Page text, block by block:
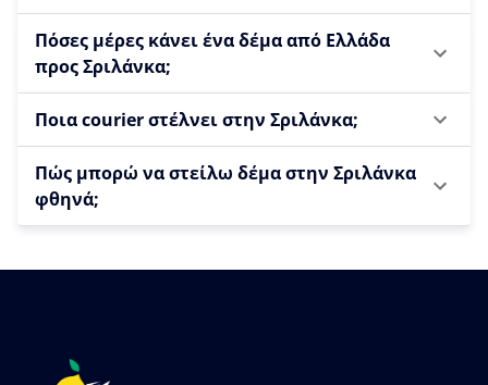
Πόσες μέρες κάνει ένα δέμα από Ελλάδα
προς Σριλάνκα;
Ποια courier στέλνει στην Σριλάνκα;
Πώς μπορώ να στείλω δέμα στην Σριλάνκα
φθηνά;